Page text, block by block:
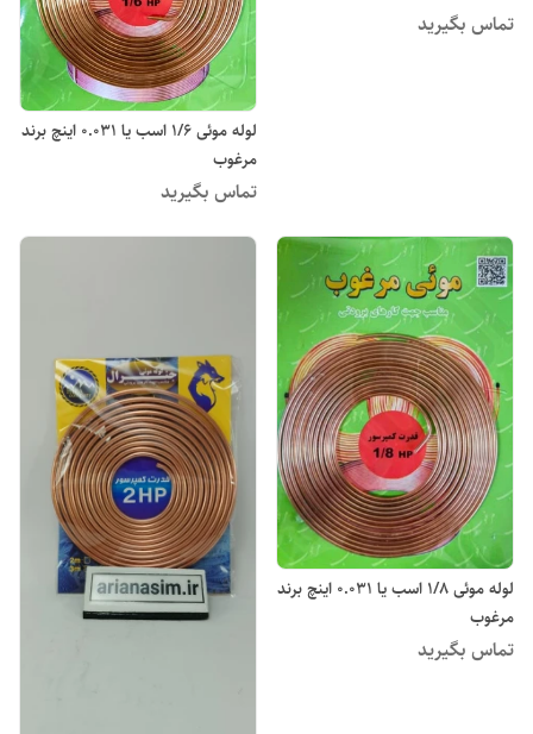
تماس بگیرید
لوله موئی 1/6 اسب یا 0.031 اینچ برند
مرغوب
تماس بگیرید
لوله موئی 1/8 اسب یا 0.031 اینچ برند
مرغوب
تماس بگیرید